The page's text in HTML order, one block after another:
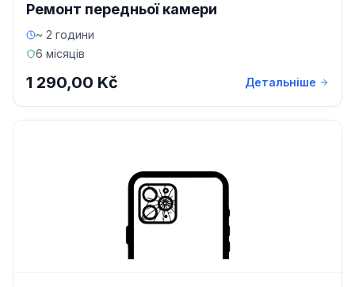
Ремонт передньої камери
~ 2 години
6 місяців
1 290,00 Kč Детальніше